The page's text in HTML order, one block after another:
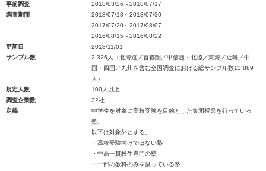
事前調査
2018/03/26～2018/07/17
調査期間
2018/07/18～2018/07/30
2017/07/20～2017/08/07
2016/08/15～2016/08/22
更新日
2018/11/01
サンプル数
2,326人（北海道／首都圏／甲信越・北陸／東海／近畿／中
国・四国／九州を含む全国調査における総サンプル数13,889
人）
規定人数
100人以上
調査企業数
32社
定義
中学生を対象に高校受験を目的とした集団授業を行っている
塾。
以下は対象外とする。
・高校受験向けではない塾
・中高一貫校生専門の塾
・一部の教科のみを扱っている塾